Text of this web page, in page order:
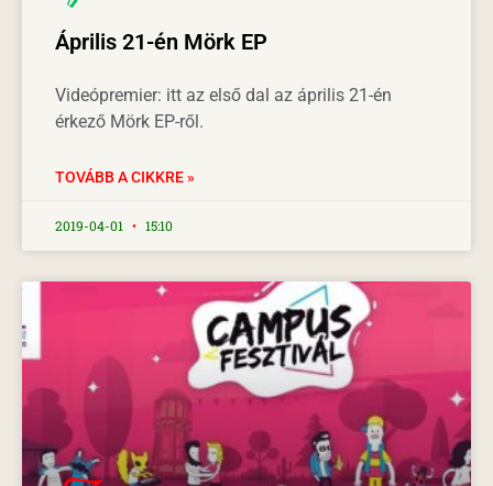
Április 21-én Mörk EP
Videópremier: itt az első dal az április 21-én
érkező Mörk EP-ről.
TOVÁBB A CIKKRE »
2019-04-01 15:10